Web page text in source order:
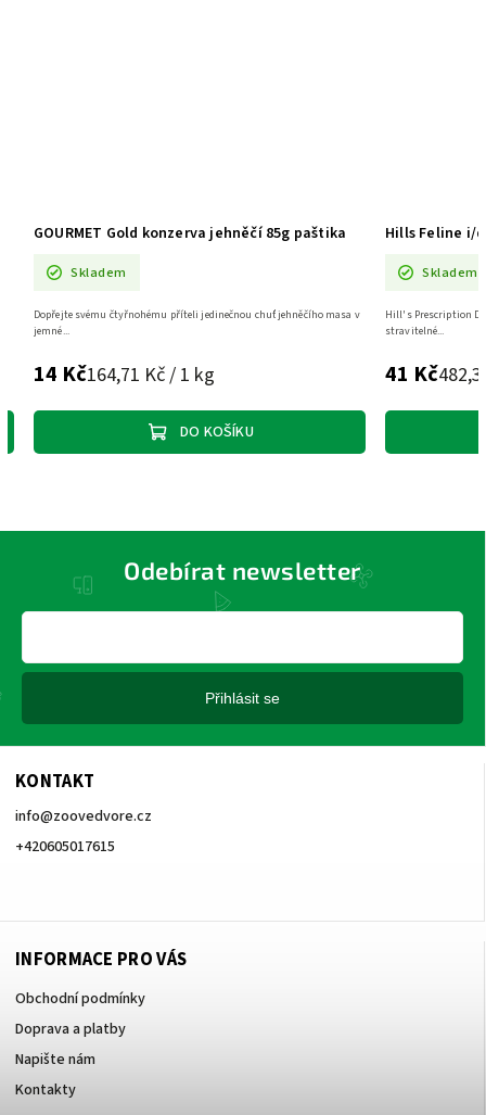
GOURMET Gold konzerva jehněčí 85g paštika
Skladem
14 Kč164,71 Kč / 1 kg
DO KOŠÍKU
Dopřejte svému čtyřnohému příteli jedinečnou chuť jehněčího masa v
jemné...
Hills Feline i/
Skladem
41 Kč
Hill's Prescription
stravitelné...
KONTAKT
info@zoovedvore.cz
+420605017615
INFORMACE PRO VÁS
Obchodní podmínky
Doprava a platby
Napište nám
Kontakty
Odebírat newsletter
Přihlásit se